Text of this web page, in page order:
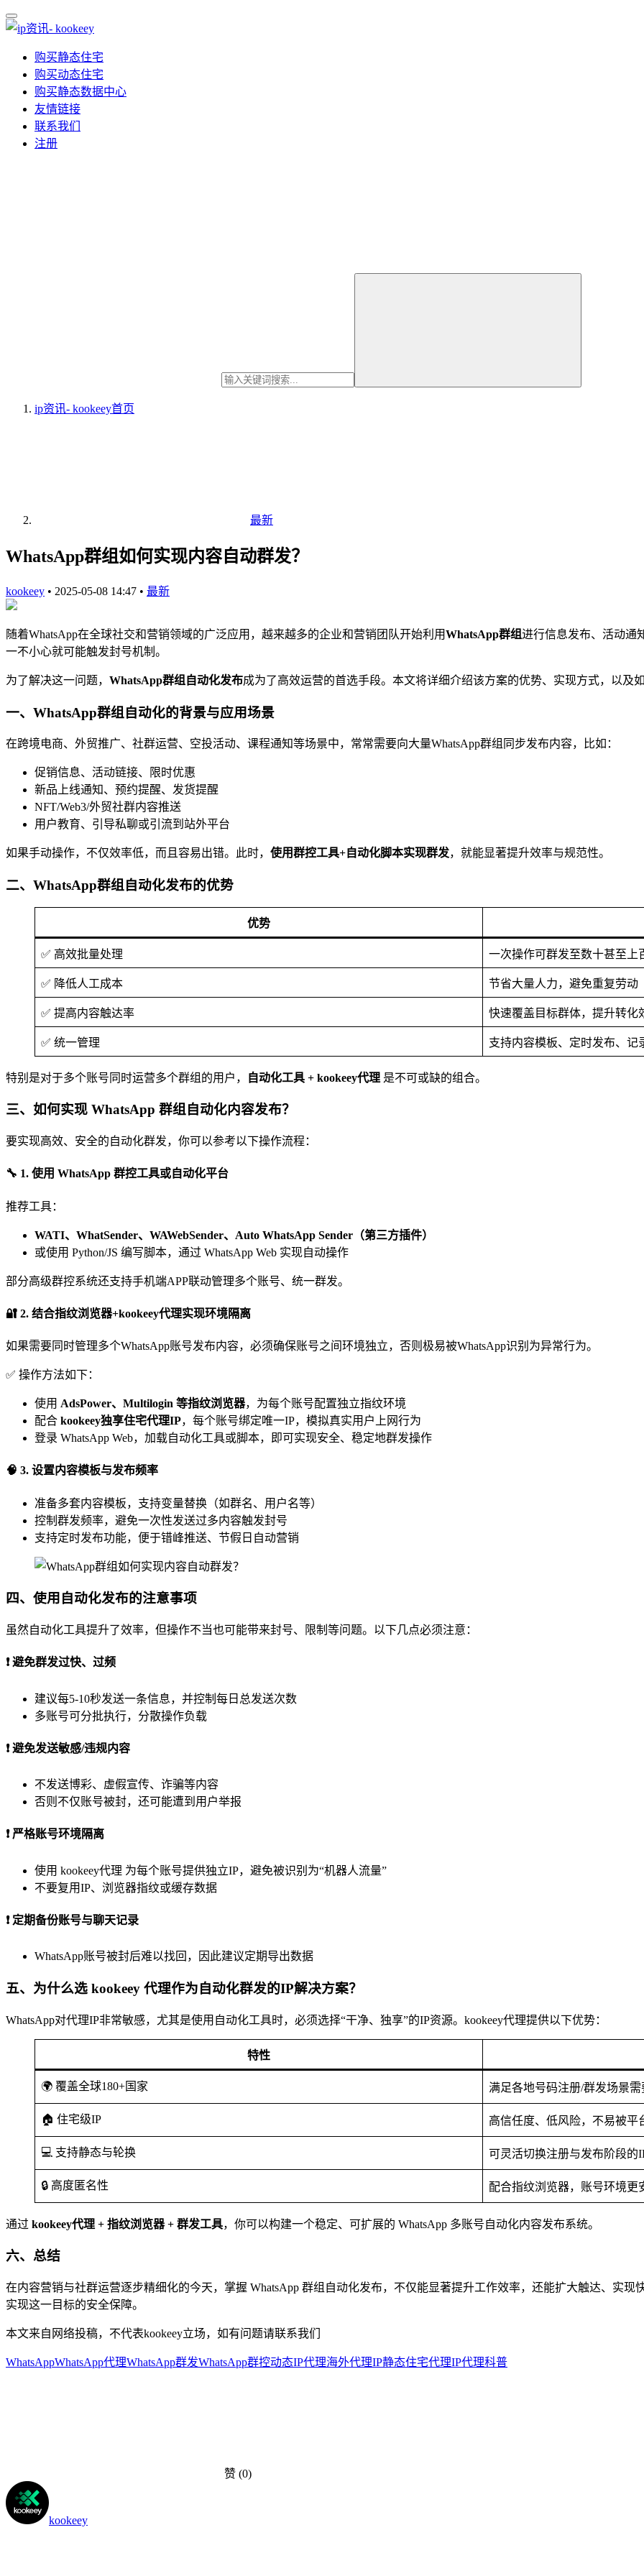
购买静态住宅
购买动态住宅
购买静态数据中心
友情链接
联系我们
注册
ip资讯- kookeey首页
最新
WhatsApp群组如何实现内容自动群发？
kookeey • 2025-05-08 14:47 • 最新
随着WhatsApp在全球社交和营销领域的广泛应用，越来越多的企业和营销团队开始利用WhatsApp群组进行信息发布、活动通
一不小心就可能触发封号机制。
为了解决这一问题， WhatsApp群组自动化发布成为了高效运营的首选手段。本文将详细介绍该方案的优势、实现方式，以及
一、WhatsApp群组自动化的背景与应用场景
在跨境电商、外贸推广、社群运营、空投活动、课程通知等场景中，常常需要向大量WhatsApp群组同步发布内容，比如：
促销信息、活动链接、限时优惠
新品上线通知、预约提醒、发货提醒
NFT/Web3/外贸社群内容推送
用户教育、引导私聊或引流到站外平台
如果手动操作，不仅效率低，而且容易出错。此时， 使用群控工具+自动化脚本实现群发，就能显著提升效率与规范性。
二、WhatsApp群组自动化发布的优势
优势
✅ 高效批量处理 一次操作可群发至数十甚至上
✅ 降低人工成本 节省大量人力，避免重复劳动
✅ 提高内容触达率 快速覆盖目标群体，提升转化
✅ 统一管理 支持内容模板、定时发布、记
特别是对于多个账号同时运营多个群组的用户， 自动化工具 + kookeey代理 是不可或缺的组合。
三、如何实现 WhatsApp 群组自动化内容发布？
要实现高效、安全的自动化群发，你可以参考以下操作流程：
🔧 1. 使用 WhatsApp 群控工具或自动化平台
推荐工具：
WATI、WhatSender、WAWebSender、Auto WhatsApp Sender（第三方插件）
或使用 Python/JS 编写脚本，通过 WhatsApp Web 实现自动操作
部分高级群控系统还支持手机端APP联动管理多个账号、统一群发。
🔐 2. 结合指纹浏览器+kookeey代理实现环境隔离
如果需要同时管理多个WhatsApp账号发布内容，必须确保账号之间环境独立，否则极易被WhatsApp识别为异常行为。
✅ 操作方法如下：
使用 AdsPower、Multilogin 等指纹浏览器，为每个账号配置独立指纹环境
配合 kookeey独享住宅代理IP，每个账号绑定唯一IP，模拟真实用户上网行为
登录 WhatsApp Web，加载自动化工具或脚本，即可实现安全、稳定地群发操作
🧠 3. 设置内容模板与发布频率
准备多套内容模板，支持变量替换（如群名、用户名等）
控制群发频率，避免一次性发送过多内容触发封号
支持定时发布功能，便于错峰推送、节假日自动营销
四、使用自动化发布的注意事项
虽然自动化工具提升了效率，但操作不当也可能带来封号、限制等问题。以下几点必须注意：
❗ 避免群发过快、过频
建议每5-10秒发送一条信息，并控制每日总发送次数
多账号可分批执行，分散操作负载
❗ 避免发送敏感/违规内容
不发送博彩、虚假宣传、诈骗等内容
否则不仅账号被封，还可能遭到用户举报
❗ 严格账号环境隔离
使用 kookeey代理 为每个账号提供独立IP，避免被识别为“机器人流量”
不要复用IP、浏览器指纹或缓存数据
❗ 定期备份账号与聊天记录
WhatsApp账号被封后难以找回，因此建议定期导出数据
五、为什么选 kookeey 代理作为自动化群发的IP解决方案？
WhatsApp对代理IP非常敏感，尤其是使用自动化工具时，必须选择“干净、独享”的IP资源。kookeey代理提供以下优势：
特性
🌍 覆盖全球180+国家 满足各地号码注册/群发场景需
🏠 住宅级IP 高信任度、低风险，不易被平
💻 支持静态与轮换 可灵活切换注册与发布阶段的
🔒 高度匿名性 配合指纹浏览器，账号环境更
通过 kookeey代理 + 指纹浏览器 + 群发工具，你可以构建一个稳定、可扩展的 WhatsApp 多账号自动化内容发布系统。
六、总结
在内容营销与社群运营逐步精细化的今天，掌握 WhatsApp 群组自动化发布，不仅能显著提升工作效率，还能扩大触达、实现
实现这一目标的安全保障。
本文来自网络投稿，不代表kookeey立场，如有问题请联系我们
WhatsAppWhatsApp代理WhatsApp群发WhatsApp群控动态IP代理海外代理IP静态住宅代理IP代理科普
赞 (0)
kookeey